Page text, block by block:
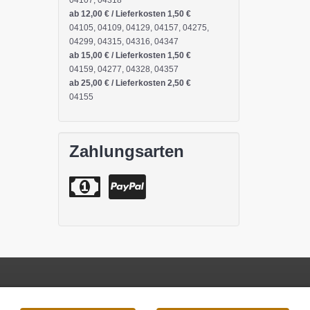
ab 12,00 € / Lieferkosten 1,50 €
04105, 04109, 04129, 04157, 04275,
04299, 04315, 04316, 04347
ab 15,00 € / Lieferkosten 1,50 €
04159, 04277, 04328, 04357
ab 25,00 € / Lieferkosten 2,50 €
04155
Zahlungsarten